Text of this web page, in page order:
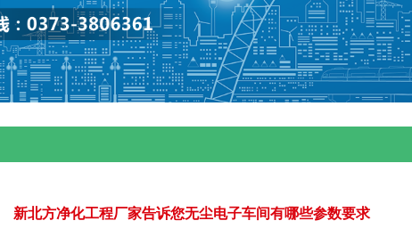
新北方净化工程厂家告诉您无尘电子车间有哪些参数要求